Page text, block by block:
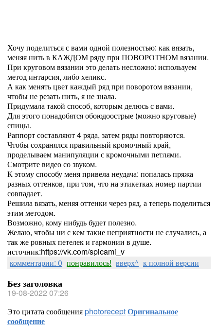
Хочу поделиться с вами одной полезностью: как вязать,
меняя нить в КАЖДОМ ряду при ПОВОРОТНОМ вязании.
При круговом вязании это делать несложно: используем
метод интарсия, либо хеликс.
А как менять цвет каждый ряд при поворотом вязании,
чтобы не резать нить, я не знала.
Придумала такой способ, которым делюсь с вами.
Для этого понадобятся обоюдоострые (можно круговые)
спицы.
Раппорт составляют 4 ряда, затем ряды повторяются.
Чтобы сохранялся правильный кромочный край,
проделываем манипуляции с кромочными петлями.
Смотрите видео со звуком.
К этому способу меня привела неудача: попалась пряжа
разных оттенков, при том, что на этикетках номер партии
совпадает.
Решила вязать, меняя оттенки через ряд, а теперь поделиться
этим методом.
Возможно, кому нибудь будет полезно.
Желаю, чтобы ни с кем такие неприятности не случались, а
так же ровных петелек и гармонии в душе.
источник:https://vk.com/spicami_v
комментарии: 0 понравилось! вверх^ к полной версии
Без заголовка
19-08-2022 07:26
Это цитата сообщенияphotoreceptОригинальное
сообщение